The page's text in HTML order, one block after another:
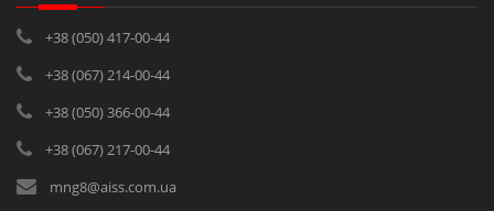
+38 (050) 417-00-44
+38 (067) 214-00-44
+38 (050) 366-00-44
+38 (067) 217-00-44
mng8@aiss.com.ua